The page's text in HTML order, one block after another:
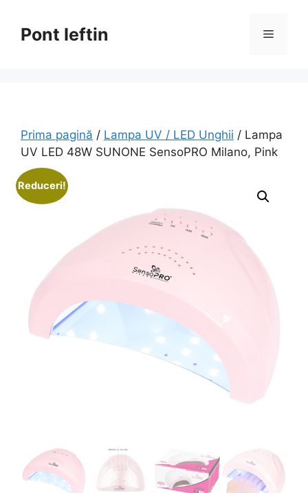
conținutPont Ieftin Meniu
Prima pagină / Lampa UV / LED Unghii / Lampa
UV LED 48W SUNONE SensoPRO Milano, Pink
Reduceri!